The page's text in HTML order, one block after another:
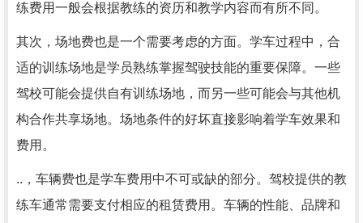
练费用一般会根据教练的资历和教学内容而有所不同。
其次，场地费也是一个需要考虑的方面。学车过程中，合
适的训练场地是学员熟练掌握驾驶技能的重要保障。一些
驾校可能会提供自有训练场地，而另一些可能会与其他机
构合作共享场地。场地条件的好坏直接影响着学车效果和
费用。
..，车辆费也是学车费用中不可或缺的部分。驾校提供的教
练车通常需要支付相应的租赁费用。车辆的性能、品牌和